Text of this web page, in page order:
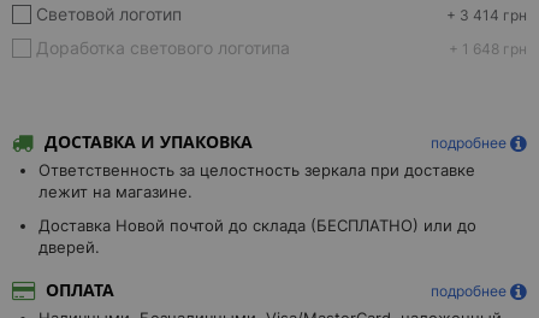
Световой логотип + 3 414 грн
Доработка светового логотипа + 1 648 грн
ДОСТАВКА И УПАКОВКА подробнее
Ответственность за целостность зеркала при доставке
лежит на магазине.
Доставка Новой почтой до склада (БЕСПЛАТНО) или до
дверей.
ОПЛАТА подробнее